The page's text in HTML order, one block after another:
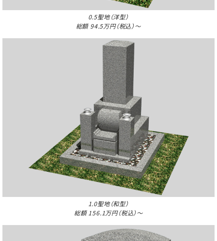
0.5聖地（洋型）
総額 94.5万円（税込）～
1.0聖地（和型）
総額 156.1万円（税込）～